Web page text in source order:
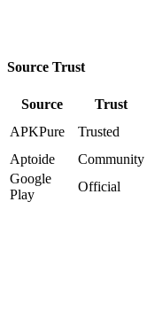
Source Trust
Source Trust
APKPure
Trusted
Aptoide
Community
Google
Play
Official